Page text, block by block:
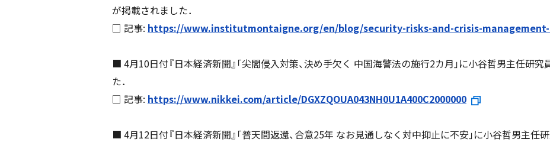
が掲載されました．
□ 記事: https://www.institutmontaigne.org/en/blog/security-risks-and-crisis-
■ 4月10日付『日本経済新聞』｢尖閣侵入対策、決め手欠く 中国海警法の施行2カ月｣に小谷哲男主任研
た．
□ 記事: https://www.nikkei.com/article/DGXZQOUA043NH0U1A400C2000000
■ 4月12日付『日本経済新聞』｢普天間返還、合意25年 なお見通しなく対中抑止に不安｣に小谷哲男主任